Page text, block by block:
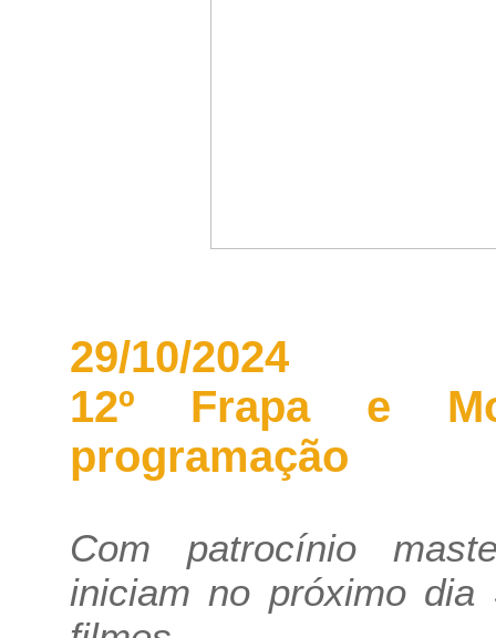
29/10/2024
12º Frapa e
programação
Com patrocínio
iniciam no próximo